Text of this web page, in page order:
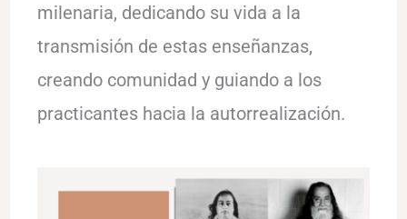
milenaria, dedicando su vida a la
transmisión de estas enseñanzas,
creando comunidad y guiando a los
practicantes hacia la autorrealización.